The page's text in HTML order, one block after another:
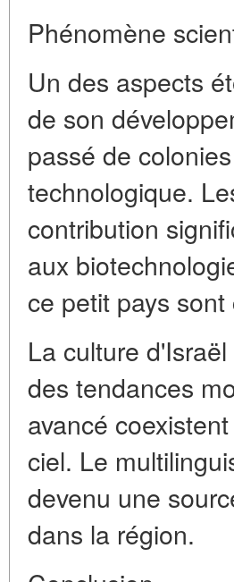
Phénomène
Un des aspects
de son
passé de
technologique.
contribution
aux
ce petit pays
La culture
des tendances
avancé
ciel. Le
devenu une
dans la région.